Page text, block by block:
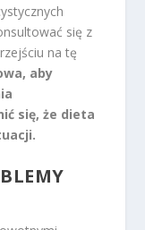
się z
na tę
aby
się, że dieta